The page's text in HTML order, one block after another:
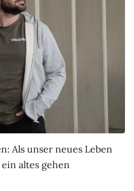
Als unser neues Leben
altes gehen